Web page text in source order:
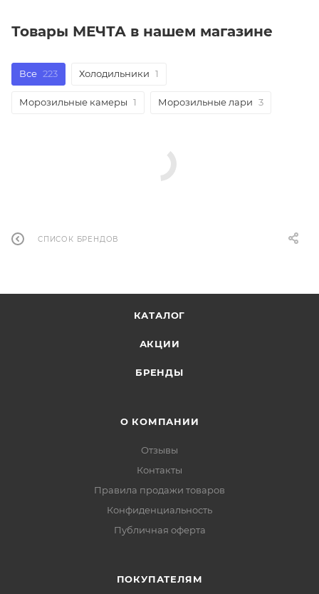
Товары МЕЧТА в нашем магазине
Все 223 Холодильники 1
Морозильные камеры 1 Морозильные лари 3
СПИСОК БРЕНДОВ
КАТАЛОГ
АКЦИИ
БРЕНДЫ
О КОМПАНИИ
Отзывы
Контакты
Правила продажи товаров
Конфиденциальность
Публичная оферта
ПОКУПАТЕЛЯМ